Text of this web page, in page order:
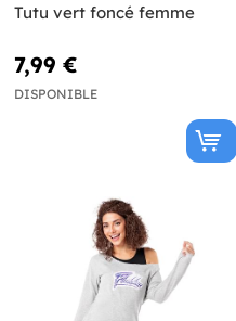
Tutu vert foncé femme
7,99 €
DISPONIBLE